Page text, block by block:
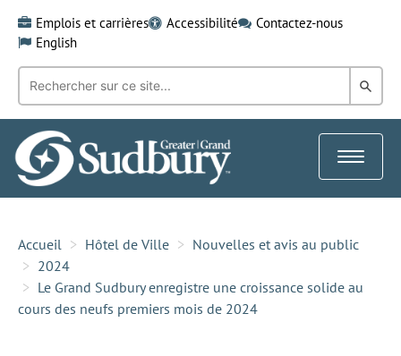
content
Emplois et carrières Accessibilité
Contactez-nous
English
Recherche
mot-
clé:
dans
Toggle
Accueil Hôtel de Ville
Nouvelles et avis au public
2024
Le Grand Sudbury enregistre une croissance solide au
cours des neufs premiers mois de 2024